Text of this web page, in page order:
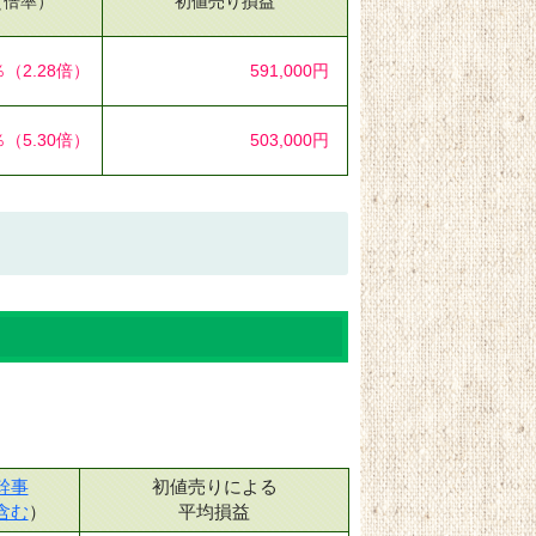
（2.28倍） 591,000円
（5.30倍） 503,000円
事
む）
初値売りによる
平均損益